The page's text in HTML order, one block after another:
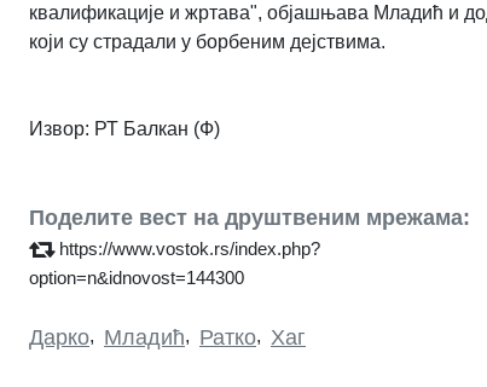
квалификације и жртава", објашњава Младић и
који су страдали у борбеним дејствима.
Извор: РТ Балкан (Ф)
Поделите вест на друштвеним мрежама:
https://www.vostok.rs/index.php?
option=n&idnovost=144300
Дарко, Младић, Ратко, Хаг